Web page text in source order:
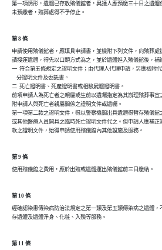
第一項情形，遺體已存放殯儀館者，異議人應預繳三十日之遺體
未預繳者，殯葬處得不予停止。
第 8 條
申請使用殯儀館者，應填具申請書，並檢附下列文件，向殯葬處
請接運遺體，得先以口頭方式為之，並於遺體進入殯儀館後，補
一  符合第五條規定之證明文件；由代理人代理申請，另應檢附
    分證明文件及委託書。
二  死亡證明書、死產證明書或相驗屍體證明書。
前項申請人為死亡者之親屬或生前以遺囑指定為其辦理殯葬事宜
附申請人與死亡者親屬關係之證明文件或遺囑。
第一項第二款之證明文件，得以警察機關出具遺體得暫存殯儀館
或其他醫療人員開具之臨時死亡證明文件代之。但申請人應補正
款之證明文件，始得申請使用殯儀館內其他設施及服務。
第 9 條
使用殯儀館之費用，應於出殯或遺體運出殯儀館前三日繳納。
第 10 條
經確認染患傳染病防治法規定之第一類及第五類傳染病之遺體，
存遺體及遺體淨身、化粧、入殮等服務。
第 11 條